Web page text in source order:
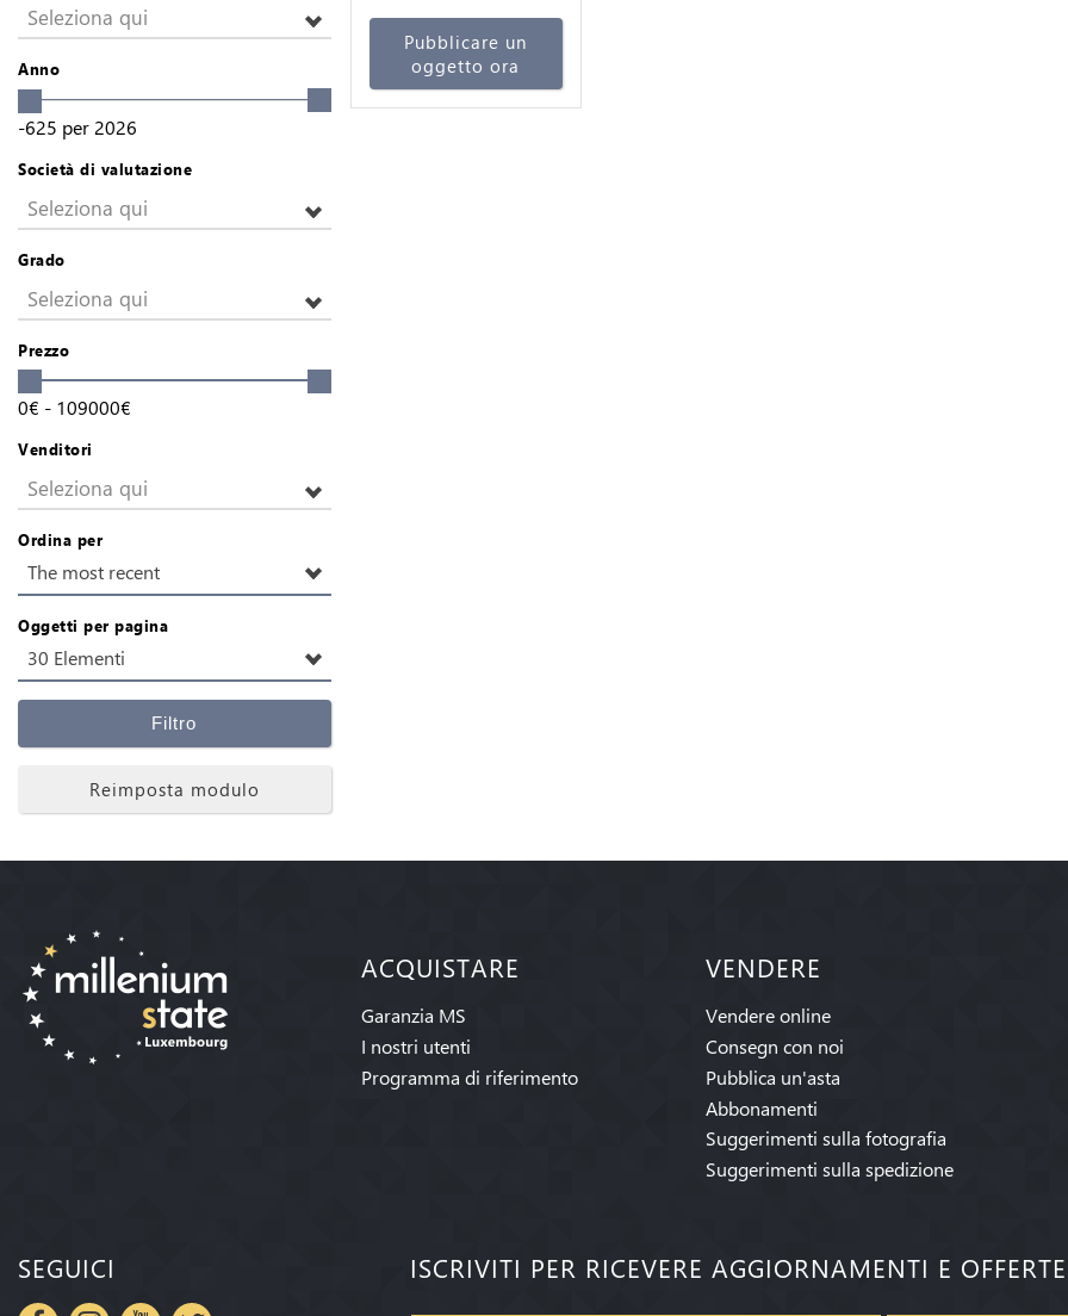
Seleziona qui
Anno
-625 per 2026
Società di valutazione
Seleziona qui
Grado
Seleziona qui
Prezzo
0€ - 109000€
Venditori
Seleziona qui
Ordina per
The most recent
Oggetti per pagina
30 Elementi
Filtro
Reimposta modulo
Pubblicare un
oggetto ora
ACQUISTARE
Garanzia MS
I nostri utenti
Programma di riferimento
VENDERE
Vendere online
Consegn con noi
Pubblica un'asta
Abbonamenti
Suggerimenti sulla fotografia
Suggerimenti sulla spedizione
SEGUICI ISCRIVITI PER RICEVERE AGGIORNAMENTI E